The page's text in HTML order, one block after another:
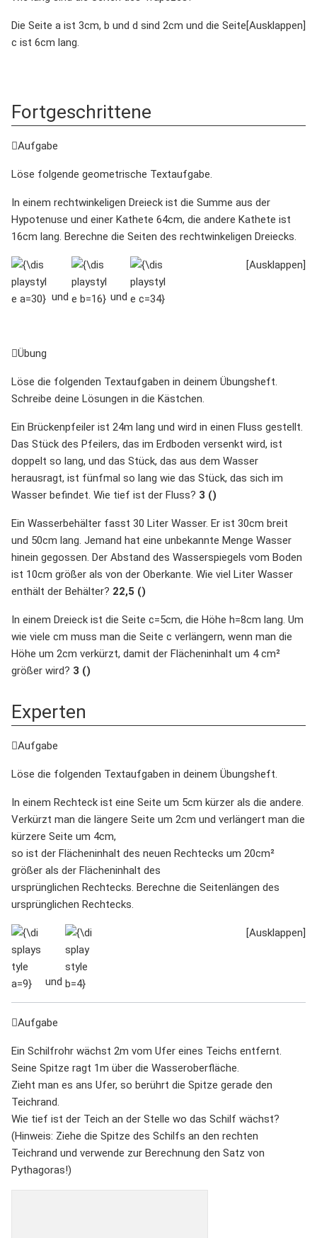
Die Seite a ist 3cm, b und d sind 2cm und die Seite
c ist 6cm lang.
Fortgeschrittene
Aufgabe
Löse folgende geometrische Textaufgabe.
In einem rechtwinkeligen Dreieck ist die Summe aus der
Hypotenuse und einer Kathete 64cm, die andere Kathete ist
16cm lang. Berechne die Seiten des rechtwinkeligen Dreiecks.
{\displaystyle
a=30}
und
{\displaystyle
b=16}
und
{\displaystyle
c=34}
Übung
Löse die folgenden Textaufgaben in deinem Übungsheft.
Schreibe deine Lösungen in die Kästchen.
Ein Brückenpfeiler ist 24m lang und wird in einen Fluss gestellt.
Das Stück des Pfeilers, das im Erdboden versenkt wird, ist
doppelt so lang, und das Stück, das aus dem Wasser
herausragt, ist fünfmal so lang wie das Stück, das sich im
Wasser befindet. Wie tief ist der Fluss? 3 ()
Ein Wasserbehälter fasst 30 Liter Wasser. Er ist 30cm breit
und 50cm lang. Jemand hat eine unbekannte Menge Wasser
hinein gegossen. Der Abstand des Wasserspiegels vom Boden
ist 10cm größer als von der Oberkante. Wie viel Liter Wasser
enthält der Behälter? 22,5 ()
In einem Dreieck ist die Seite c=5cm, die Höhe h=8cm lang. Um
wie viele cm muss man die Seite c verlängern, wenn man die
Höhe um 2cm verkürzt, damit der Flächeninhalt um 4 cm²
größer wird? 3 ()
Experten
Aufgabe
Löse die folgenden Textaufgaben in deinem Übungsheft.
In einem Rechteck ist eine Seite um 5cm kürzer als die andere.
Verkürzt man die längere Seite um 2cm und verlängert man die
kürzere Seite um 4cm,
so ist der Flächeninhalt des neuen Rechtecks um 20cm²
größer als der Flächeninhalt des
ursprünglichen Rechtecks. Berechne die Seitenlängen des
ursprünglichen Rechtecks.
{\displaystyle
a=9}
und
{\displaystyle
b=4}
Aufgabe
Ein Schilfrohr wächst 2m vom Ufer eines Teichs entfernt.
Seine Spitze ragt 1m über die Wasseroberfläche.
Zieht man es ans Ufer, so berührt die Spitze gerade den
Teichrand.
Wie tief ist der Teich an der Stelle wo das Schilf wächst?
(Hinweis: Ziehe die Spitze des Schilfs an den rechten
Teichrand und verwende zur Berechnung den Satz von
Pythagoras!)